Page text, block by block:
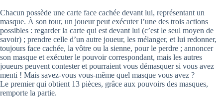
Chacun possède une carte face cachée devant lui, représentant un
masque. À son tour, un joueur peut exécuter l’une des trois actions
possibles : regarder la carte qui est devant lui (c’est le seul moyen de
savoir) ; prendre celle d’un autre joueur, les mélanger, et lui redonner,
toujours face cachée, la vôtre ou la sienne, pour le perdre ; annoncer
son masque et exécuter le pouvoir correspondant, mais les autres
joueurs peuvent contester et pourraient vous démasquer si vous avez
menti ! Mais savez-vous vous-même quel masque vous avez ?
Le premier qui obtient 13 pièces, grâce aux pouvoirs des masques,
remporte la partie.